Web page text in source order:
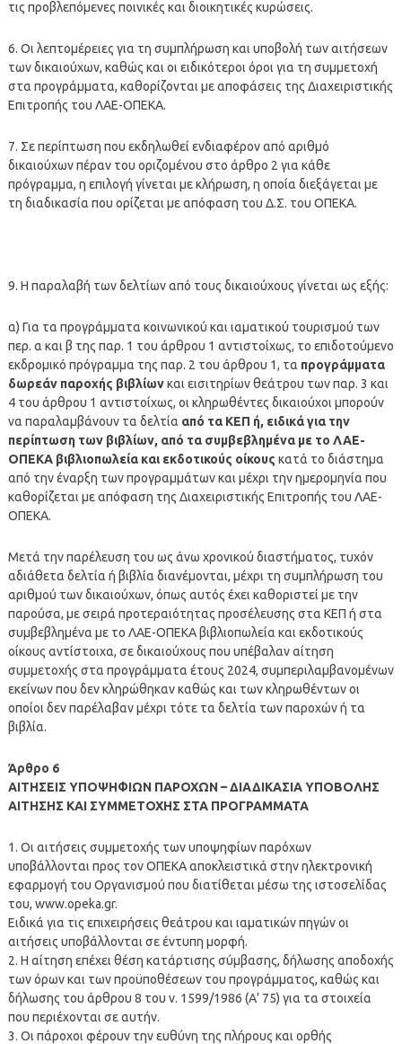
τις προβλεπόμενες ποινικές και διοικητικές κυρώσεις.
6. Οι λεπτομέρειες για τη συμπλήρωση και υποβολή των αιτήσεων
των δικαιούχων, καθώς και οι ειδικότεροι όροι για τη συμμετοχή
στα προγράμματα, καθορίζονται με αποφάσεις της Διαχειριστικής
Επιτροπής του ΛΑΕ-ΟΠΕΚΑ.
7. Σε περίπτωση που εκδηλωθεί ενδιαφέρον από αριθμό
δικαιούχων πέραν του οριζομένου στο άρθρο 2 για κάθε
πρόγραμμα, η επιλογή γίνεται με κλήρωση, η οποία διεξάγεται με
τη διαδικασία που ορίζεται με απόφαση του Δ.Σ. του ΟΠΕΚΑ.
9. Η παραλαβή των δελτίων από τους δικαιούχους γίνεται ως εξής:
α) Για τα προγράμματα κοινωνικού και ιαματικού τουρισμού των
περ. α και β της παρ. 1 του άρθρου 1 αντιστοίχως, το επιδοτούμενο
εκδρομικό πρόγραμμα της παρ. 2 του άρθρου 1, τα προγράμματα
δωρεάν παροχής βιβλίωνκαι εισιτηρίων θεάτρου των παρ. 3 και
4 του άρθρου 1 αντιστοίχως, οι κληρωθέντες δικαιούχοι μπορούν
να παραλαμβάνουν τα δελτία από τα ΚΕΠ ή, ειδικά για την
περίπτωση των βιβλίων, από τα συμβεβλημένα με το ΛΑΕ-
ΟΠΕΚΑ βιβλιοπωλεία και εκδοτικούς οίκους κατά το διάστημα
από την έναρξη των προγραμμάτων και μέχρι την ημερομηνία που
καθορίζεται με απόφαση της Διαχειριστικής Επιτροπής του ΛΑΕ-
ΟΠΕΚΑ.
Μετά την παρέλευση του ως άνω χρονικού διαστήματος, τυχόν
αδιάθετα δελτία ή βιβλία διανέμονται, μέχρι τη συμπλήρωση του
αριθμού των δικαιούχων, όπως αυτός έχει καθοριστεί με την
παρούσα, με σειρά προτεραιότητας προσέλευσης στα ΚΕΠ ή στα
συμβεβλημένα με το ΛΑΕ-ΟΠΕΚΑ βιβλιοπωλεία και εκδοτικούς
οίκους αντίστοιχα, σε δικαιούχους που υπέβαλαν αίτηση
συμμετοχής στα προγράμματα έτους 2024, συμπεριλαμβανομένων
εκείνων που δεν κληρώθηκαν καθώς και των κληρωθέντων οι
οποίοι δεν παρέλαβαν μέχρι τότε τα δελτία των παροχών ή τα
βιβλία.
Άρθρο 6
ΑΙΤΗΣΕΙΣ ΥΠΟΨΗΦΙΩΝ ΠΑΡΟΧΩΝ – ΔΙΑΔΙΚΑΣΙΑ ΥΠΟΒΟΛΗΣ
ΑΙΤΗΣΗΣ ΚΑΙ ΣΥΜΜΕΤΟΧΗΣ ΣΤΑ ΠΡΟΓΡΑΜΜΑΤΑ
1. Οι αιτήσεις συμμετοχής των υποψηφίων παρόχων
υποβάλλονται προς τον ΟΠΕΚΑ αποκλειστικά στην ηλεκτρονική
εφαρμογή του Οργανισμού που διατίθεται μέσω της ιστοσελίδας
του, www.opeka.gr.
Ειδικά για τις επιχειρήσεις θεάτρου και ιαματικών πηγών οι
αιτήσεις υποβάλλονται σε έντυπη μορφή.
2. Η αίτηση επέχει θέση κατάρτισης σύμβασης, δήλωσης αποδοχής
των όρων και των προϋποθέσεων του προγράμματος, καθώς και
δήλωσης του άρθρου 8 του ν. 1599/1986 (Α’ 75) για τα στοιχεία
που περιέχονται σε αυτήν.
3. Οι πάροχοι φέρουν την ευθύνη της πλήρους και ορθής